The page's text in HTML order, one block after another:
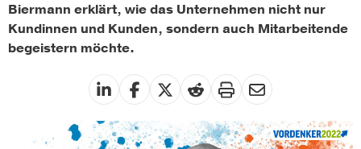
Biermann erklärt, wie das Unternehmen nicht nur
Kundinnen und Kunden, sondern auch Mitarbeitende
begeistern möchte.